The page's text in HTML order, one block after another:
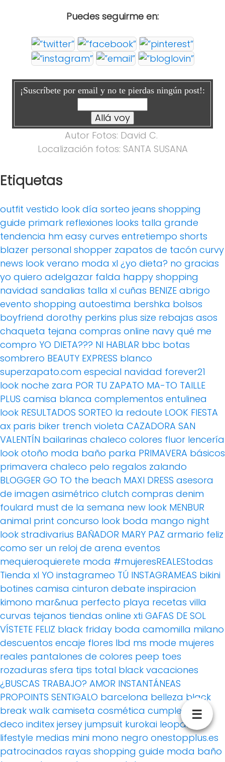
Puedes seguirme en:
¡Suscríbete por email y no te pierdas ningún post!:
Autor Fotos: David C.
Localización fotos: SANTA SUSANA
Etiquetas
outfit vestido look día sorteo jeans shopping
guide primark reflexiones looks talla grande
tendencia hm easy curves entretiempo shorts
blazer personal shopper zapatos de tacón curvy
news look verano moda xl ¿yo dieta? no gracias
yo quiero adelgazar falda happy shopping
navidad sandalias talla xl cuñas BENIZE abrigo
evento shopping autoestima bershka bolsos
boyfriend dorothy perkins plus size rebajas asos
chaqueta tejana compras online navy qué me
compro YO DIETA??? NI HABLAR bbc botas
sombrero BEAUTY EXPRESS blanco
superzapato.com especial navidad forever21
look noche zara POR TU ZAPATO MA-TO TAILLE
PLUS camisa blanca complementos entulinea
look RESULTADOS SORTEO la redoute LOOK FIESTA
ax paris biker trench violeta CAZADORA SAN
VALENTÍN bailarinas chaleco colores fluor lencería
look otoño moda baño parka PRIMAVERA básicos
primavera chaleco pelo regalos zalando
BLOGGER GO TO the beach MAXI DRESS asesora
de imagen asimétrico clutch compras denim
foulard must de la semana new look MENBUR
animal print concurso look boda mango night
look stradivarius BAÑADOR MARY PAZ armario feliz
como ser un reloj de arena eventos
mequieroquierete moda #mujeresREALEStodas
Tienda xl YO instagrameo TÚ INSTAGRAMEAS bikini
botines camisa cinturon debate inspiracion
kimono mar&nua perfecto playa recetas villa
curvas tejanos tiendas online xti GAFAS DE SOL
VÍSTETE FELIZ black friday boda camomilla milano
descuentos encaje flores lbd ms mode mujeres
reales pantalones de colores peep toes
rozaduras sfera tips total black vacaciones
¿BUSCAS TRABAJO? AMOR INSTANTÁNEAS
PROPOINTS SENTIGALO barcelona belleza black
break walk camiseta cosmética cumpleblog
deco inditex jersey jumpsuit kurokai leopardo
lifestyle medias mini mono negro onestopplus.es
patrocinados rayas shopping guide moda baño
☰